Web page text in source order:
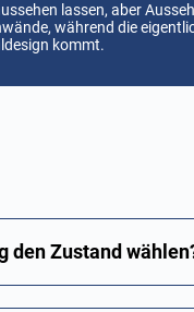
lassen, aber
während die
kommt.
den Zustand